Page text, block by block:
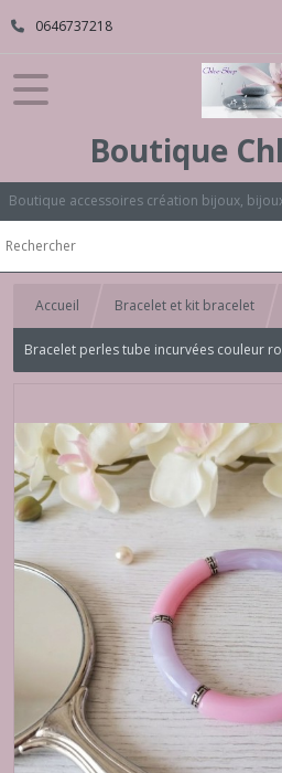
0646737218
Boutique
Boutique accessoires création bijoux,
Accueil Bracelet et kit bracelet
Bracelet perles tube incurvées couleur